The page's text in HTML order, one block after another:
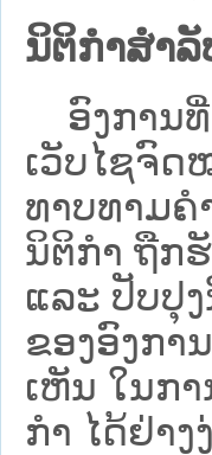
ນິຕິກຳສຳ
ອົງການທີ່
ເວັບ​ໄຊຈົດ
ທາບທາມ
ນິຕິກໍາ ຖືກ
ແລະ ປັບປຸ
ຂອງອົງກາ
ເຫັນ ໃນກ
ກຳ ໄດ້ຢ່າງ